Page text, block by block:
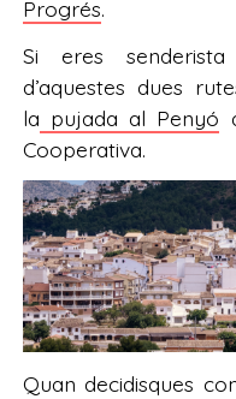
Progrés.
Si eres
d’aquestes dues
la pujada al Penyó
Cooperativa.
Quan decidisques